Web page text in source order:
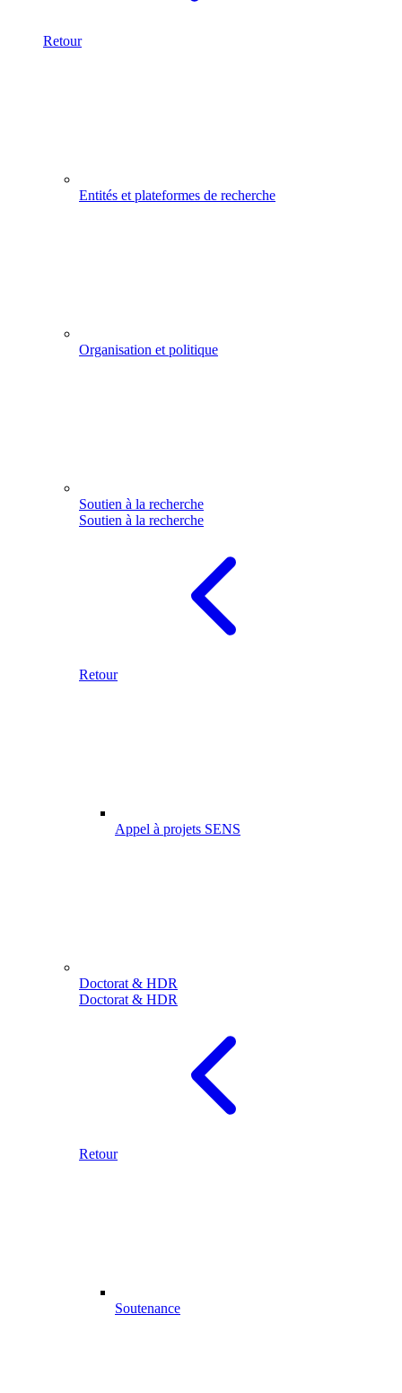
Retour
Entités et plateformes de recherche
Organisation et politique
Soutien à la recherche
Soutien à la recherche
Retour
Appel à projets SENS
Doctorat & HDR
Doctorat & HDR
Retour
Soutenance